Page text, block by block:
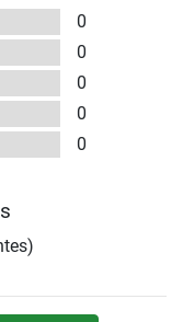
0
0
0
0
0